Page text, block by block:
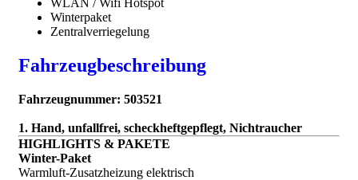
WLAN / Wifi Hotspot
Winterpaket
Zentralverriegelung
Fahrzeugbeschreibung
Fahrzeugnummer: 503521
1. Hand, unfallfrei, scheckheftgepflegt, Nichtraucher
HIGHLIGHTS & PAKETE
Winter-Paket
Warmluft-Zusatzheizung elektrisch